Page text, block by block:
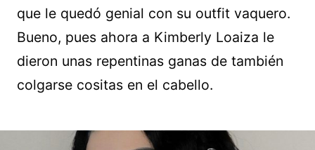
que le quedó genial con su outfit vaquero.
Bueno, pues ahora a Kimberly Loaiza le
dieron unas repentinas ganas de también
colgarse cositas en el cabello.